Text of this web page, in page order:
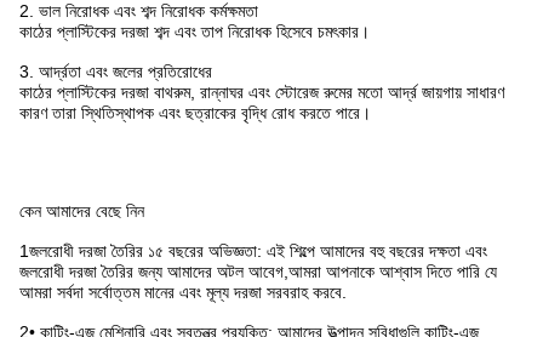
2. ভাল নিরোধক এবং শব্দ নিরোধক কর্মক্ষমতা
কাঠের প্লাস্টিকের দরজা শব্দ এবং তাপ নিরোধক হিসেবে চমৎকার।
3. আর্দ্রতা এবং জলের প্রতিরোধের
কাঠের প্লাস্টিকের দরজা বাথরুম, রান্নাঘর এবং স্টোরেজ রুমের মতো আর্দ্র জায়গায় সাধারণ
কারণ তারা স্থিতিস্থাপক এবং ছত্রাকের বৃদ্ধি রোধ করতে পারে।
কেন আমাদের বেছে নিন
1জলরোধী দরজা তৈরির ১৫ বছরের অভিজ্ঞতা: এই শিল্পে আমাদের বহু বছরের দক্ষতা এবং
জলরোধী দরজা তৈরির জন্য আমাদের অটল আবেগ,আমরা আপনাকে আশ্বাস দিতে পারি যে
আমরা সর্বদা সর্বোত্তম মানের এবং মূল্য দরজা সরবরাহ করবে.
2• কাটিং-এজ মেশিনারি এবং স্বতন্ত্র প্রযুক্তি: আমাদের উত্পাদন সুবিধাগুলি কাটিং-এজ